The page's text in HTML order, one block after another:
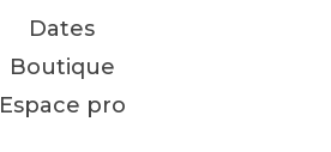
Dates
Boutique
Espace pro